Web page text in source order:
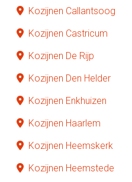
Kozijnen Callantsoog
Kozijnen Castricum
Kozijnen De Rijp
Kozijnen Den Helder
Kozijnen Enkhuizen
Kozijnen Haarlem
Kozijnen Heemskerk
Kozijnen Heemstede